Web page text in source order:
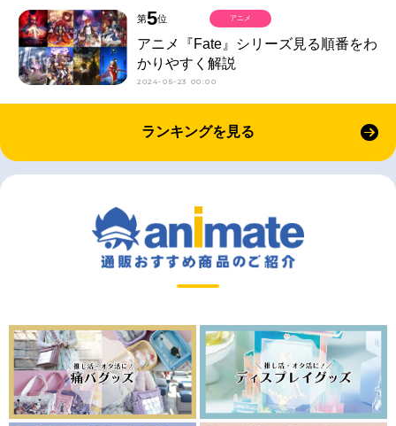
第5位
アニメ『Fate』シリーズ見る順番をわ
かりやすく解説
2024-05-23 00:00
アニメ
ランキングを見る